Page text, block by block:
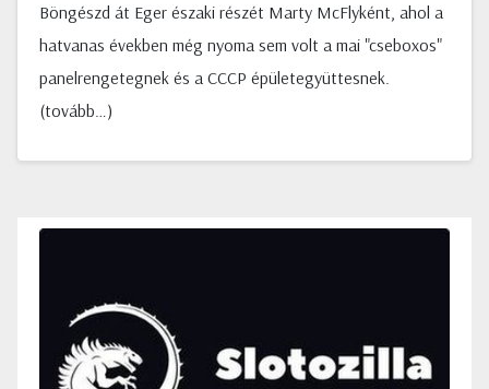
Böngészd át Eger északi részét Marty McFlyként, ahol a
hatvanas években még nyoma sem volt a mai "cseboxos"
panelrengetegnek és a CCCP épületegyüttesnek.
(tovább…)